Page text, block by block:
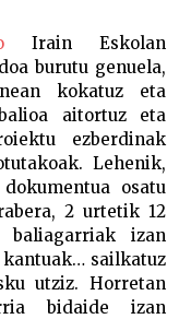
Irain Eskolan
burutu genuela,
kokatuz eta
aitortuz eta
ezberdinak
Lehenik,
osatu
2 urtetik 12
baliagarriak izan
sailkatuz
utziz. Horretan
bidaide izan